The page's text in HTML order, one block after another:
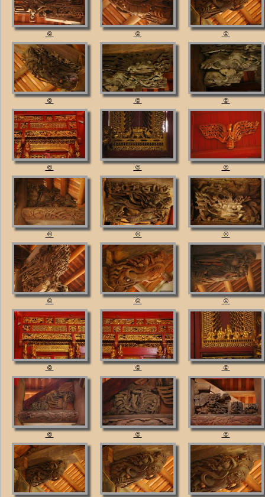
© © ©
© © ©
© © ©
© © ©
© © ©
© © ©
© © ©